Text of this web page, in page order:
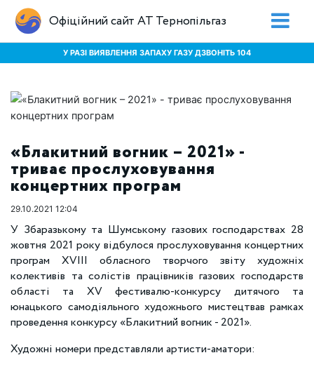
Офіційний сайт АТ Тернопільгаз
У РАЗІ ВИЯВЛЕННЯ ЗАПАХУ ГАЗУ ДЗВОНІТЬ 104
«Блакитний вогник – 2021» -
триває прослуховування
концертних програм
29.10.2021 12:04
У Збаразькому та Шумському газових господарствах 28
жовтня 2021 року відбулося прослуховування концертних
програм XVIII обласного творчого звіту художніх
колективів та солістів працівників газових господарств
області та XV фестивалю-конкурсу дитячого та
юнацького самодіяльного художнього мистецтвав рамках
проведення конкурсу «Блакитний вогник - 2021».
Художні номери представляли артисти-аматори: